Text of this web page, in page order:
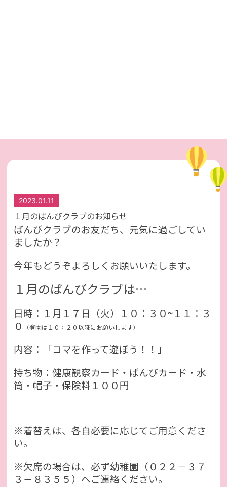
2023.01.11
１月のばんびクラブのお知らせ
ばんびクラブのお友だち、元気に過ごしてい
ましたか？
今年もどうぞよろしくお願いいたします。
１月のばんびクラブは…
日時：１月１７日（火）１０：３０~１１：３
０
（登園は１０：２０以降にお願いします）
内容：「コマを作って遊ぼう！！」
持ち物：健康観察カード・ばんびカード・水
筒・帽子・保険料１００円
※着替えは、各自必要に応じてご用意くださ
い。
※欠席の場合は、必ず幼稚園（０２２－３７
３－８３５５）へご連絡ください。